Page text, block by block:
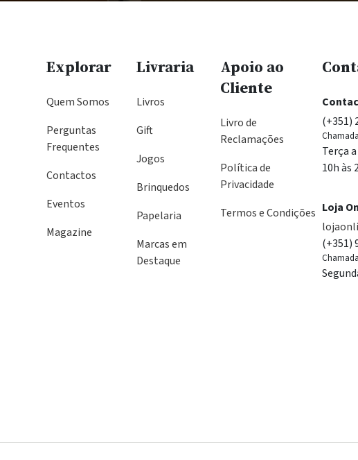
Explorar
Quem Somos
Perguntas
Frequentes
Contactos
Eventos
Magazine
Livraria
Livros
Gift
Jogos
Brinquedos
Papelaria
Marcas em
Destaque
Apoio ao
Cliente
Livro de
Reclamações
Política de
Privacidade
Termos e Condições
(+351)
Terça
10h às
Loja
(+351)